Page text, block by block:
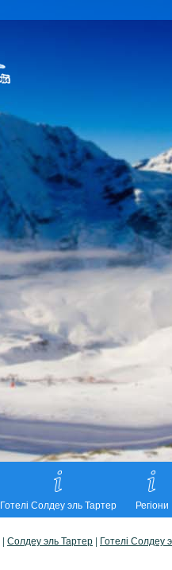
Готелі Солдеу эль Тартер Регіони
| Солдеу эль Тартер | Готелі Солдеу